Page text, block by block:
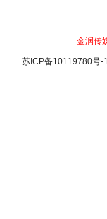
金润传
苏ICP备10119780号-